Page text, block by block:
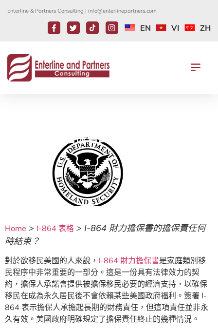
Enterline & Partners Consulting | info@enterlinepartners.com
EN VI ZH
I-864 財力擔保書的擔保責任何時結
Home > I-864 表格 > I-864 財力擔保書的擔保責任何
時結束？
對於欲移民美國的人來說， I-864 財力擔保書是家庭類別移
民程序中非常重要的一部分。這是一份具有法律效力的契
約，擔保人承諾會提供被擔保移民必要的經濟支持，以確保
移民在成為永久居民後不會依賴某些美國政府福利。簽署 I-
864 表示擔保人承擔起長期的財務責任，但這項責任並非永
久有效。美國政府明確規定了擔保責任終止的幾種情況。